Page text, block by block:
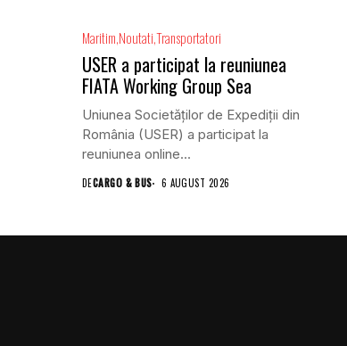
Maritim NoutatiTransportatori
USER a participat la reuniunea
FIATA Working Group Sea
Uniunea Societăților de Expediții din
România (USER) a participat la
reuniunea online...
DECARGO & BUS 6 AUGUST 2026